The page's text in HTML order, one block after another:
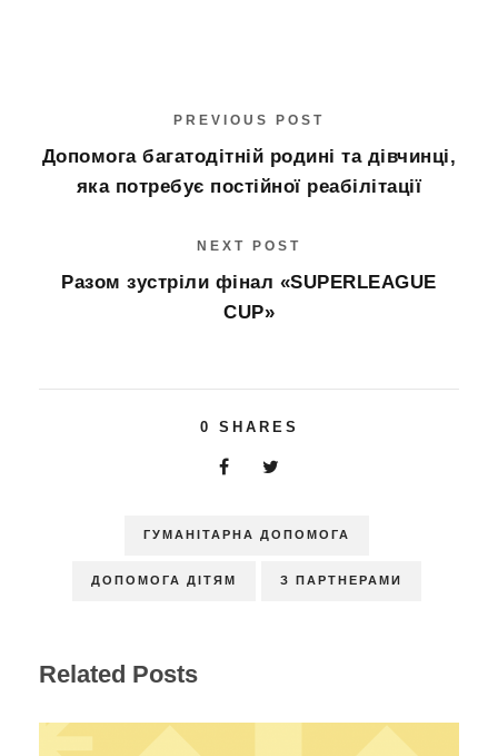
PREVIOUS POST
Допомога багатодітній родині та дівчинці,
яка потребує постійної реабілітації
NEXT POST
Разом зустріли фінал «SUPERLEAGUE
CUP»
0 SHARES
ГУМАНІТАРНА ДОПОМОГА
ДОПОМОГА ДІТЯМ З ПАРТНЕРАМИ
Related Posts